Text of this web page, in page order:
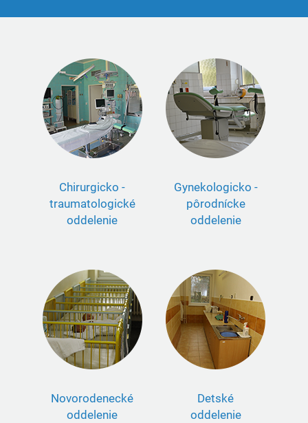
Chirurgicko -
traumatologické
oddelenie
Gynekologicko -
pôrodnícke
oddelenie
Novorodenecké
oddelenie
Detské
oddelenie